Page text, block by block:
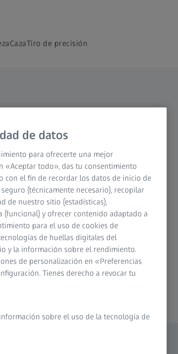
CazaTiro de precisión
nunca se
Desde
visuales, ZEISS
Diseñado
de poca
observar y apuntar
innovación óptica en
de datos
para ofrecerte una mejor
«Aceptar todo», das tu consentimiento
con el fin de recordar los datos de inicio de
(técnicamente necesario), recopilar
de nuestro sitio (estadísticas),
y ofrecer contenido adaptado a
para el uso de cookies de
de huellas digitales del
y la información sobre el rendimiento.
de personalización en «Preferencias
Tienes derecho a revocar tu
sobre el uso de la tecnología de